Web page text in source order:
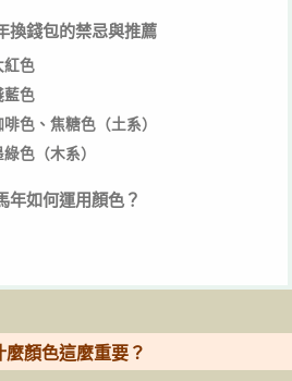
換錢包的禁忌與推薦
紅色
藍色
色、焦糖色（土系）
色（木系）
年如何運用顏色？
顏色這麼重要？